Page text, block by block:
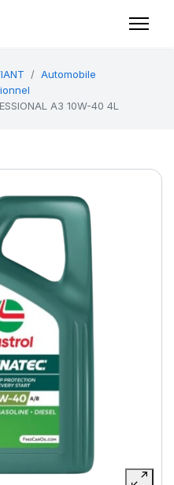
Automobile
A3 10W-40 4L